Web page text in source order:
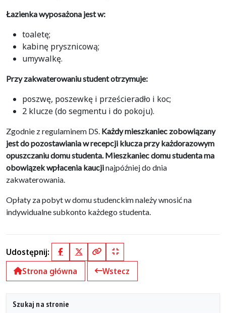
Łazienka wyposażona jest w:
toaletę;
kabinę prysznicową;
umywalkę.
Przy zakwaterowaniu student otrzymuje:
poszwę, poszewkę i prześcieradło i koc;
2 klucze (do segmentu i do pokoju).
Zgodnie z regulaminem DS. Każdy mieszkaniec zobowiązany
jest do pozostawiania w recepcji klucza przy każdorazowym
opuszczaniu domu studenta. Mieszkaniec domu studenta ma
obowiązek wpłacenia kaucjinajpóźniej do dnia
zakwaterowania.
Opłaty za pobyt w domu studenckim należy wnosić na
indywidualne subkonto każdego studenta.
Udostępnij: FacebookX (Twitter)
Kopiuj pełny link
Kopiuj krótki link
Strona główna
Wstecz
Szukaj na stronie